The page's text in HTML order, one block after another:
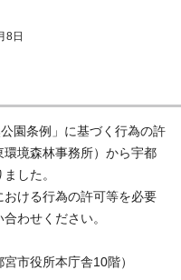
8日
園条例」に基づく行為の許
境森林事務所）から宇都
した。
ける行為の許可等を必要
わせください。
役所本庁舎10階）